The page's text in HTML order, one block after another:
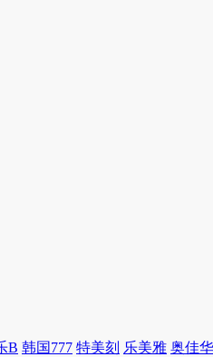
B 韩国777 特美刻 乐美雅 奥佳华